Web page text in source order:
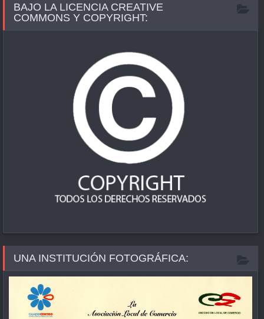
BAJO LA LICENCIA CREATIVE
COMMONS Y COPYRIGHT:
UNA INSTITUCIÓN FOTOGRÁFICA: